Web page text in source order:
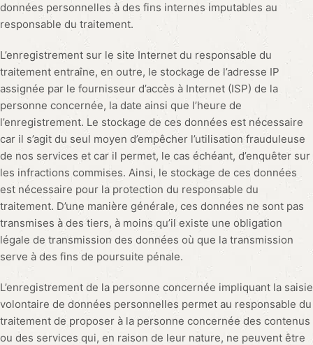
données personnelles à des fins internes imputables au
responsable du traitement.
L’enregistrement sur le site Internet du responsable du
traitement entraîne, en outre, le stockage de l’adresse IP
assignée par le fournisseur d’accès à Internet (ISP) de la
personne concernée, la date ainsi que l’heure de
l’enregistrement. Le stockage de ces données est nécessaire
car il s’agit du seul moyen d’empêcher l’utilisation frauduleuse
de nos services et car il permet, le cas échéant, d’enquêter sur
les infractions commises. Ainsi, le stockage de ces données
est nécessaire pour la protection du responsable du
traitement. D’une manière générale, ces données ne sont pas
transmises à des tiers, à moins qu’il existe une obligation
légale de transmission des données où que la transmission
serve à des fins de poursuite pénale.
L’enregistrement de la personne concernée impliquant la saisie
volontaire de données personnelles permet au responsable du
traitement de proposer à la personne concernée des contenus
ou des services qui, en raison de leur nature, ne peuvent être